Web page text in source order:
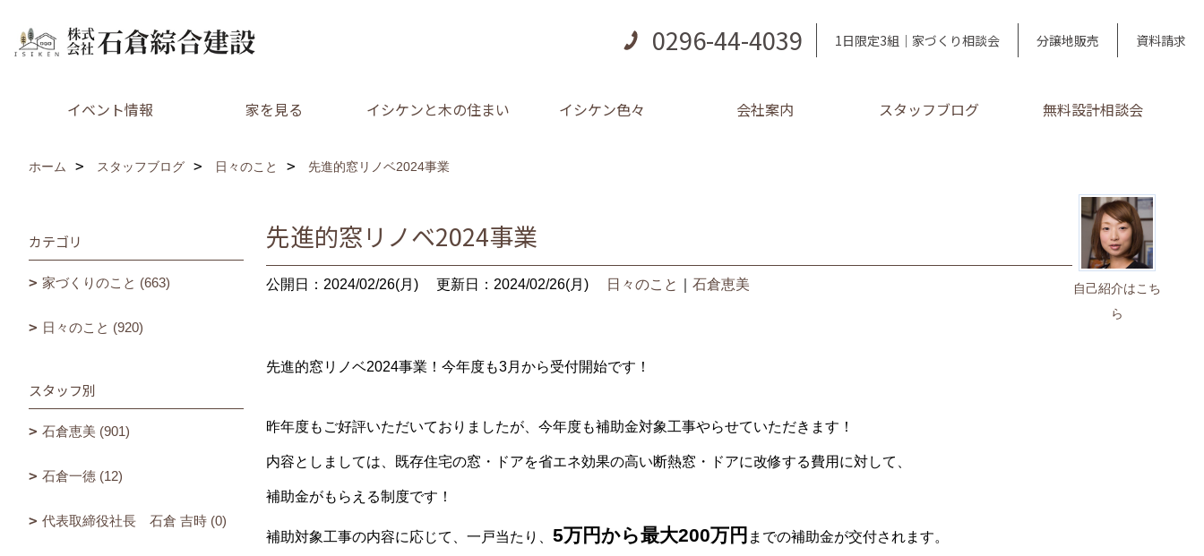
0296-44-4039 1日限定3組｜家づくり相談会 分譲地販売 資料請求
イベント情報 家を見る イシケンと木の住まい イシケン色々 会社案内 スタッフブログ 無料設計相談会
ホーム スタッフブログ 日々のこと 先進的窓リノベ2024事業
自己紹介はこち
ら
先進的窓リノベ2024事業
公開日：2024/02/26(月) 更新日：2024/02/26(月) 日々のこと 石倉恵美
先進的窓リノベ2024事業！今年度も3月から受付開始です！
昨年度もご好評いただいておりましたが、今年度も補助金対象工事やらせていただきます！
内容としましては、既存住宅の窓・ドアを省エネ効果の高い断熱窓・ドアに改修する費用に対して、
補助金がもらえる制度です！
補助対象工事の内容に応じて、一戸当たり、 5万円から最大200万円 までの補助金が交付されます。
カテゴリ
家づくりのこと (663)
日々のこと (920)
スタッフ別
石倉恵美 (901)
石倉一徳 (12)
代表取締役社長 石倉 吉時 (0)